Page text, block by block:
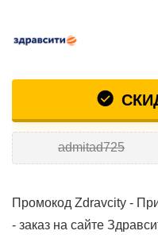
admitad725
Промокод Zdravcity -
- заказ на сайте